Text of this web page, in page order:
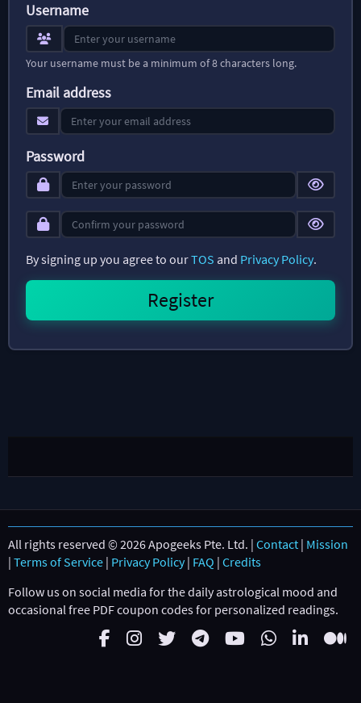
Username
Your username must be a minimum of 8 characters long.
Email address
Password
By signing up you agree to ourTOS and Privacy Policy.
All rights reserved © 2026 Apogeeks Pte. Ltd. | Contact | Mission
| Terms of Service | Privacy Policy| FAQ | Credits
Follow us on social media for the daily astrological mood and
occasional free PDF coupon codes for personalized readings.